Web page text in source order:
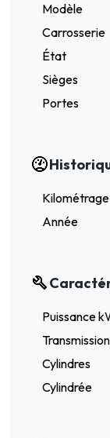
Modèle
Carrosserie
État
Sièges
Portes
Kilométrage
Année
Puissance
Transmission
Cylindres
Cylindrée